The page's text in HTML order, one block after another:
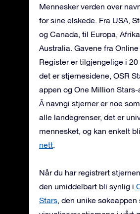
Mennesker verden over
for sine elskede. Fra USA,
og Canada, til Europa,
Australia. Gavene fra Online
Register er tilgjengelige i 20
det er stjernesidene, OSR
appen og One Million Stars-
Å navngi stjerner er noe
alle landegrenser, det er
mennesket, og kan enkelt
nett.
Når du har registrert
den umiddelbart bli synlig i
Stars, den unike søkeappen